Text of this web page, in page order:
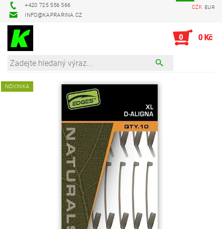
+420 725 556 566
INFO@KAPRARINA.CZ
CZK EUR
0 0 Kč
NOVINKA